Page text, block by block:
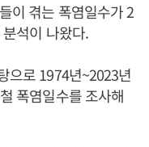
이 겪는 폭염일수가 2
석이 나왔다.
으로 1974년~2023년
폭염일수를 조사해